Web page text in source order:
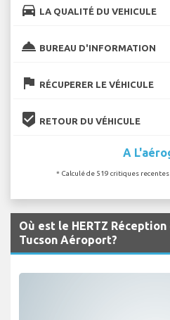
directions_car LA QUALITÉ DU VEHICULE
room_service BUREAU D'INFORMATION
flag RÉCUPERER LE VÉHICULE
beenhere RETOUR DU VÉHICULE
A
* Calculé de 519 critiques
Où est le HERTZ
Tucson Aéroport?